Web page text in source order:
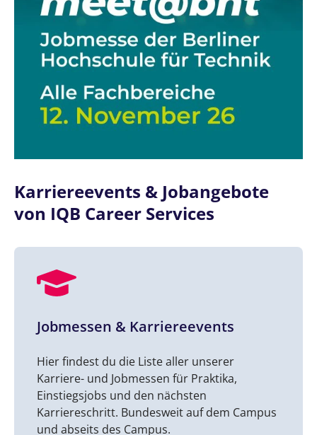
Karriereevents & Jobangebote
von IQB Career Services
Jobmessen & Karriereevents
Hier findest du die Liste aller unserer
Karriere- und Jobmessen für Praktika,
Einstiegsjobs und den nächsten
Karriereschritt. Bundesweit auf dem Campus
und abseits des Campus.